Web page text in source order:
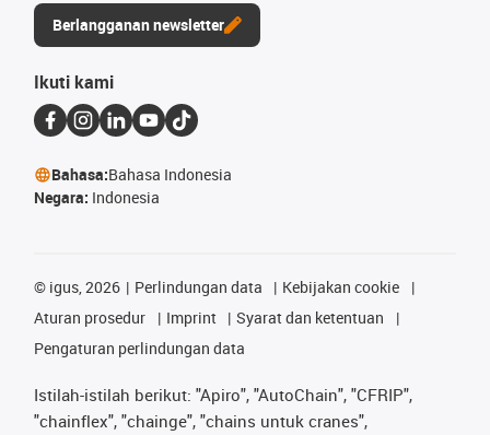
Berlangganan newsletter
Ikuti kami
Bahasa:Bahasa Indonesia
Negara: Indonesia
© igus, 2026 Perlindungan data
Kebijakan cookie
Aturan prosedur
Imprint
Syarat dan ketentuan
Pengaturan perlindungan data
Istilah-istilah berikut: "Apiro", "AutoChain", "CFRIP",
"chainflex", "chainge", "chains untuk cranes",